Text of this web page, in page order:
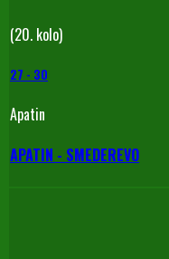
(20. kolo)
27 - 30
Apatin
APATIN - SMEDEREVO